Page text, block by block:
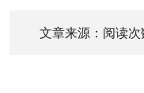
文章来源： 阅读次